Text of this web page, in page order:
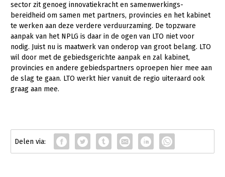
Contact
sector zit genoeg innovatiekracht en samenwerkings­
bereidheid om samen met partners, provincies en het kabinet
te werken aan deze verdere verduurzaming. De topzware
aanpak van het NPLG is daar in de ogen van LTO niet voor
nodig. Juist nu is maatwerk van onderop van groot belang. LTO
wil door met de gebiedsgerichte aanpak en zal kabinet,
provincies en andere gebiedspartners oproepen hier mee aan
de slag te gaan. LTO werkt hier vanuit de regio uiteraard ook
graag aan mee.